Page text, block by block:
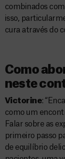
combinados
isso,
cura através do
Como
neste
Victorine:
como um
Falar sobre as
primeiro passo
de equilíbrio